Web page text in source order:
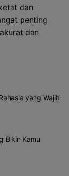
dan
penting
dan
yang Wajib
Bikin Kamu